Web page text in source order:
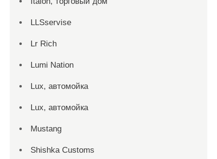
LLSservise
Lr Rich
Lumi Nation
Lux, автомойка
Lux, автомойка
Mustang
Shishka Customs